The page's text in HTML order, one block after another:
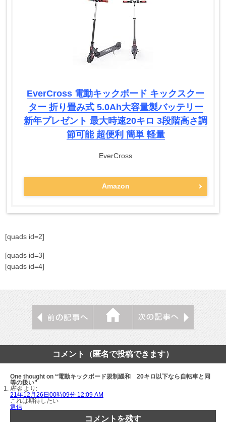
EverCross 電動キックボード キックスクー
ター 折り畳み式 5.0Ah大容量製バッテリー
新年プレゼント 最大時速20キロ 3段階高さ調
節可能 超便利 簡単 軽量
EverCross
Amazon
[quads id=2]
[quads id=3]
[quads id=4]
コメント（匿名で投稿できます）
One thought on “電動キックボード規制緩和 20キロ以下なら自転車と同
等の扱い”
匿名 より:
21年12月26日00時09分 12:09 AM
これは期待したい
返信
コメントを残す